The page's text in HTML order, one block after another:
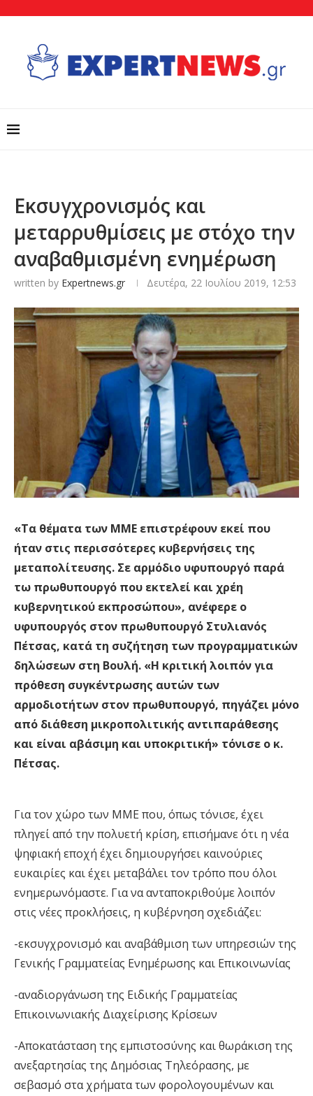
Εκσυγχρονισμός και
μεταρρυθμίσεις με στόχο την
αναβαθμισμένη ενημέρωση
written by Expertnews.gr Δευτέρα, 22 Ιουλίου 2019, 12:53
«Tα θέματα των ΜΜΕ επιστρέφουν εκεί που
ήταν στις περισσότερες κυβερνήσεις της
μεταπολίτευσης. Σε αρμόδιο υφυπουργό παρά
τω πρωθυπουργό που εκτελεί και χρέη
κυβερνητικού εκπροσώπου», ανέφερε ο
υφυπουργός στον πρωθυπουργό Στυλιανός
Πέτσας, κατά τη συζήτηση των προγραμματικών
δηλώσεων στη Βουλή. «Η κριτική λοιπόν για
πρόθεση συγκέντρωσης αυτών των
αρμοδιοτήτων στον πρωθυπουργό, πηγάζει μόνο
από διάθεση μικροπολιτικής αντιπαράθεσης
και είναι αβάσιμη και υποκριτική» τόνισε ο κ.
Πέτσας.
Για τον χώρο των ΜΜΕ που, όπως τόνισε, έχει
πληγεί από την πολυετή κρίση, επισήμανε ότι η νέα
ψηφιακή εποχή έχει δημιουργήσει καινούριες
ευκαιρίες και έχει μεταβάλει τον τρόπο που όλοι
ενημερωνόμαστε. Για να ανταποκριθούμε λοιπόν
στις νέες προκλήσεις, η κυβέρνηση σχεδιάζει:
-εκσυγχρονισμό και αναβάθμιση των υπηρεσιών της
Γενικής Γραμματείας Ενημέρωσης και Επικοινωνίας
-αναδιοργάνωση της Ειδικής Γραμματείας
Επικοινωνιακής Διαχείρισης Κρίσεων
-Αποκατάσταση της εμπιστοσύνης και θωράκιση της
ανεξαρτησίας της Δημόσιας Τηλεόρασης, με
σεβασμό στα χρήματα των φορολογουμένων και